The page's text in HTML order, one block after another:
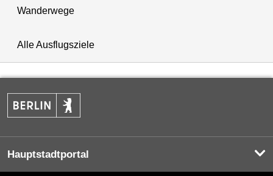
Wanderwege
Alle Ausflugsziele
Hauptstadtportal